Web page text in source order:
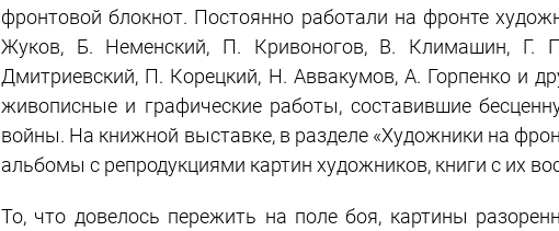
фронтовой блокнот. Постоянно работали на фронте
Жуков, Б. Неменский, П. Кривоногов, В. Климашин, Г.
Дмитриевский, П. Корецкий, Н. Аввакумов, А. Горпенко и
живописные и графические работы, составившие
войны. На книжной выставке, в разделе «Художники на
альбомы с репродукциями картин художников, книги с их
То, что довелось пережить на поле боя, картины